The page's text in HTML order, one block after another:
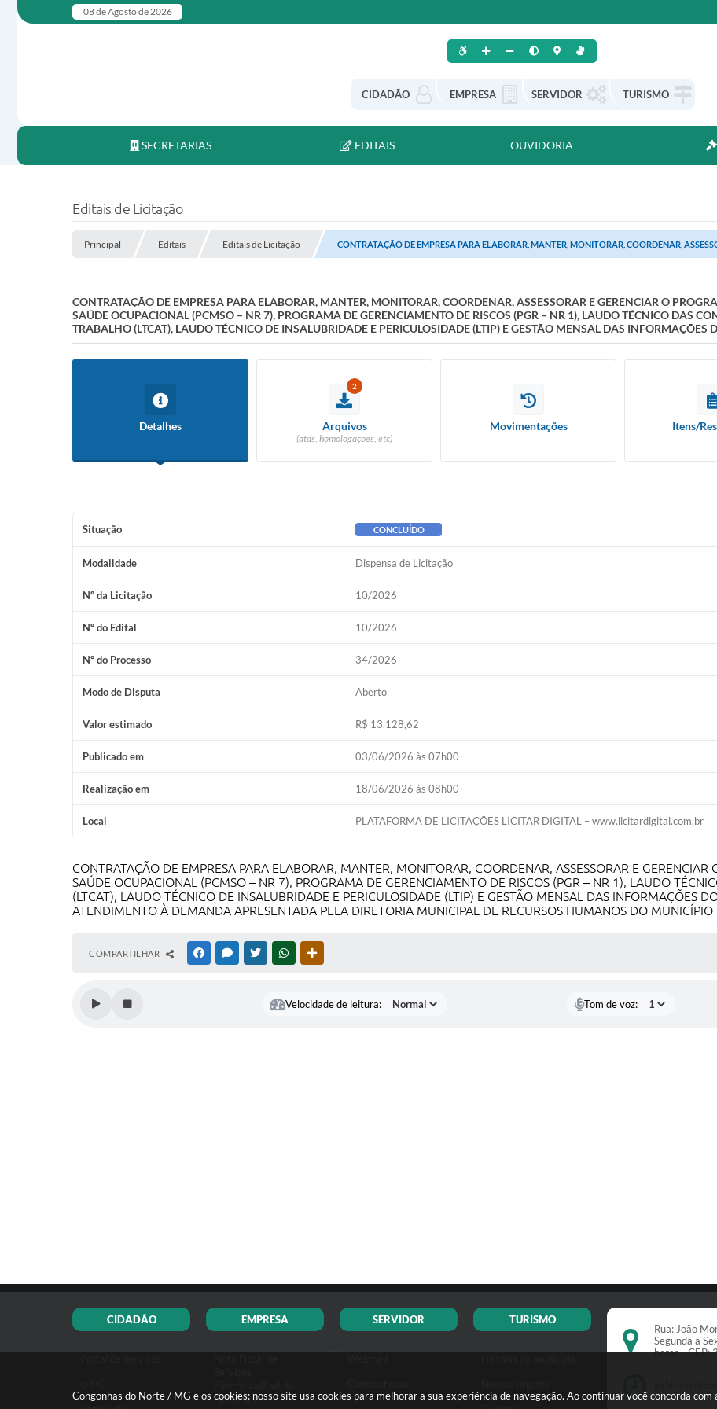
Congonhas do Norte / MG e os cookies: nosso site usa cookies para melhorar a sua experiência de navegação. Ao continuar você concorda com
08 de Agosto de 2026
CIDADÃO EMPRESA SERVIDOR TURISMO
SECRETARIAS EDITAIS OUVIDORIA
Editais de Licitação
Principal Editais Editais de Licitação CONTRATAÇÃO DE EMPRESA PARA ELABORAR, MANTER, MONITORAR, COORDENAR,
CONTRATAÇÃO DE EMPRESA PARA ELABORAR, MANTER, MONITORAR, COORDENAR, ASSESSORAR E GERENCIAR O
SAÚDE OCUPACIONAL (PCMSO – NR 7), PROGRAMA DE GERENCIAMENTO DE RISCOS (PGR – NR 1), LAUDO TÉCNICO DAS
TRABALHO (LTCAT), LAUDO TÉCNICO DE INSALUBRIDADE E PERICULOSIDADE (LTIP) E GESTÃO MENSAL DAS INFORMAÇÕES
Detalhes
2
Arquivos
(atas, homologações, etc)
Movimentações Itens/
Situação CONCLUÍDO
Modalidade Dispensa de Licitação
Nº da Licitação 10/2026
Nº do Edital 10/2026
Nº do Processo 34/2026
Modo de Disputa Aberto
Valor estimado R$ 13.128,62
Publicado em 03/06/2026 às 07h00
Realização em 18/06/2026 às 08h00
Local PLATAFORMA DE LICITAÇÕES LICITAR DIGITAL – www.licitardigital.com.br
CONTRATAÇÃO DE EMPRESA PARA ELABORAR, MANTER, MONITORAR, COORDENAR, ASSESSORAR E
SAÚDE OCUPACIONAL (PCMSO – NR 7), PROGRAMA DE GERENCIAMENTO DE RISCOS (PGR – NR 1), LAUDO
(LTCAT), LAUDO TÉCNICO DE INSALUBRIDADE E PERICULOSIDADE (LTIP) E GESTÃO MENSAL DAS INFORMAÇÕES
ATENDIMENTO À DEMANDA APRESENTADA PELA DIRETORIA MUNICIPAL DE RECURSOS HUMANOS DO
COMPARTILHAR FACEBOOKMESSENGER
TWITTERWHATSAPP
Velocidade de leitura: Tom de voz:
CIDADÃO EMPRESA
Nacional)
SERVIDOR TURISMO
Rua: João
Segunda a
horas - CEP: